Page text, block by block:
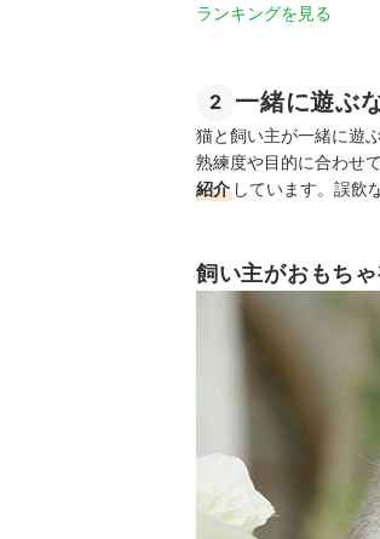
ランキングを見る
2 一緒に遊ぶ
猫と飼い主が一緒に遊
熟練度や目的に合わせ
紹介 しています。誤飲
飼い主がおもち